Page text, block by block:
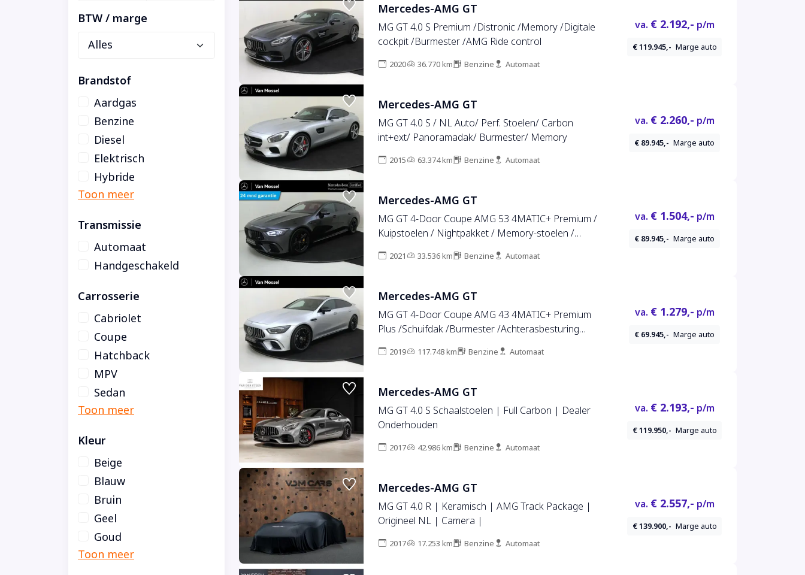
BTW / marge
Brandstof
Aardgas
Benzine
Diesel
Elektrisch
Hybride
Transmissie
Automaat
Handgeschakeld
Carrosserie
Cabriolet
Coupe
Hatchback
MPV
Sedan
Kleur
Beige
Blauw
Bruin
Geel
Goud
Mercedes-AMG GT
MG GT 4.0 S Premium /Distronic /Memory /Digitale
cockpit /Burmester /AMG Ride control
2020 36.770 km Benzine Automaat
va. € 2.192,- p/m
€ 119.945,- Marge auto
Mercedes-AMG GT
MG GT 4.0 S / NL Auto/ Perf. Stoelen/ Carbon
int+ext/ Panoramadak/ Burmester/ Memory
2015 63.374 km Benzine Automaat
va. € 2.260,- p/m
€ 89.945,- Marge auto
Mercedes-AMG GT
MG GT 4-Door Coupe AMG 53 4MATIC+ Premium /
Kuipstoelen / Nightpakket / Memory-stoelen /
2021 33.536 km Benzine Automaat
va. € 1.504,- p/m
€ 89.945,- Marge auto
Mercedes-AMG GT
MG GT 4-Door Coupe AMG 43 4MATIC+ Premium
Plus /Schuifdak /Burmester /Achterasbesturing
2019 117.748 km Benzine Automaat
va. € 1.279,- p/m
€ 69.945,- Marge auto
Mercedes-AMG GT
MG GT 4.0 S Schaalstoelen | Full Carbon | Dealer
Onderhouden
2017 42.986 km Benzine Automaat
va. € 2.193,- p/m
€ 119.950,- Marge auto
Mercedes-AMG GT
MG GT 4.0 R | Keramisch | AMG Track Package |
Origineel NL | Camera |
2017 17.253 km Benzine Automaat
va. € 2.557,- p/m
€ 139.900,- Marge auto